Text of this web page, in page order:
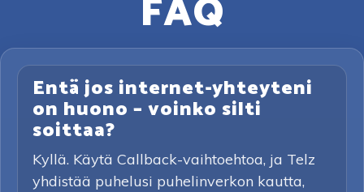
FAQ
Entä jos internet-yhteyteni
on huono – voinko silti
soittaa?
Kyllä. Käytä Callback-vaihtoehtoa, ja Telz
yhdistää puhelusi puhelinverkon kautta,